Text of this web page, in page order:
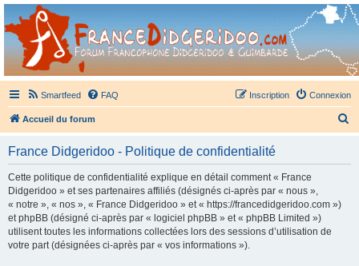
France Didgeridoo
Didgeridoo et Guimbarde sur France Didgeridoo - retrouvez la communauté.
Smartfeed FAQ Connexion
Inscription
Accueil du forum
France Didgeridoo - Politique de confidentialité
Cette politique de confidentialité explique en détail comment « France
Didgeridoo » et ses partenaires affiliés (désignés ci-après par « nous »,
« notre », « nos », « France Didgeridoo » et « https://francedidgeridoo.com »)
et phpBB (désigné ci-après par « logiciel phpBB » et « phpBB Limited »)
utilisent toutes les informations collectées lors des sessions d’utilisation de
votre part (désignées ci-après par « vos informations »).